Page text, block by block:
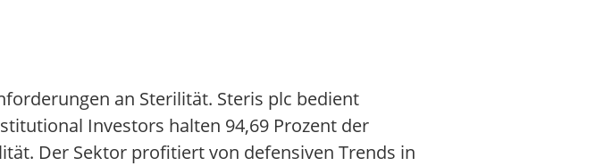
an Sterilität. Steris plc bedient
Investors halten 94,69 Prozent der
Der Sektor profitiert von defensiven Trends in